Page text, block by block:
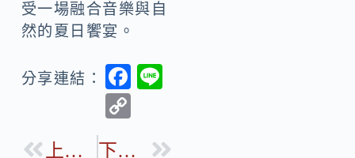
受一場融合音樂與自
然的夏日饗宴。
分享連結：
F
上一篇 下一篇